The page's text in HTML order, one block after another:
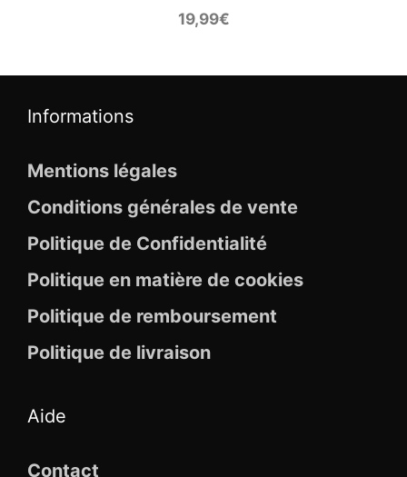
19,99€
Informations
Mentions légales
Conditions générales de vente
Politique de Confidentialité
Politique en matière de cookies
Politique de remboursement
Politique de livraison
Aide
Contact